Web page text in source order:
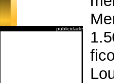
publicidade